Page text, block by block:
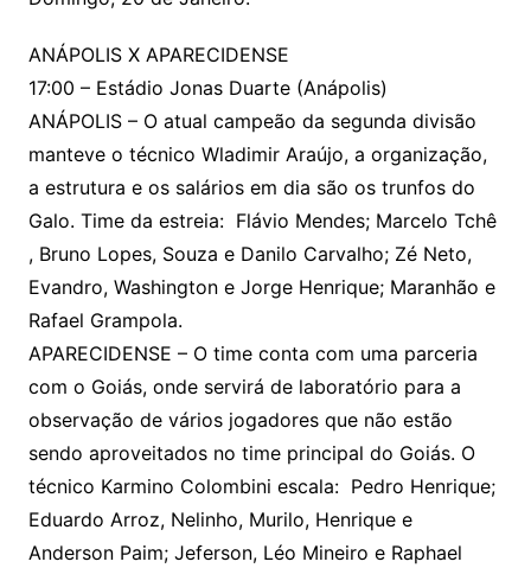
ANÁPOLIS X APARECIDENSE
17:00 – Estádio Jonas Duarte (Anápolis)
ANÁPOLIS – O atual campeão da segunda divisão
manteve o técnico Wladimir Araújo, a organização,
a estrutura e os salários em dia são os trunfos do
Galo. Time da estreia: Flávio Mendes; Marcelo Tchê
, Bruno Lopes, Souza e Danilo Carvalho; Zé Neto,
Evandro, Washington e Jorge Henrique; Maranhão e
Rafael Grampola.
APARECIDENSE – O time conta com uma parceria
com o Goiás, onde servirá de laboratório para a
observação de vários jogadores que não estão
sendo aproveitados no time principal do Goiás. O
técnico Karmino Colombini escala: Pedro Henrique;
Eduardo Arroz, Nelinho, Murilo, Henrique e
Anderson Paim; Jeferson, Léo Mineiro e Raphael